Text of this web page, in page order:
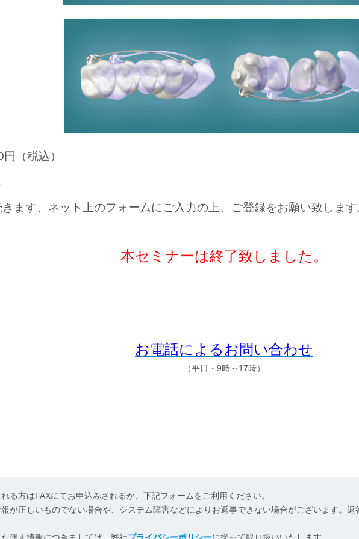
（税込）
ます、ネット上のフォームにご入力の上、ご登録をお願い致しま
本セミナーは終了致しました。
お電話によるお問い合わせ
（平日・9時～17時）
る方はFAXにてお申込みされるか、下記フォームをご利用ください。
が正しいものでない場合や、システム障害などによりお返事できない場合がございます。
個人情報につきましては、弊社プライバシーポリシーに従って取り扱いいたします。